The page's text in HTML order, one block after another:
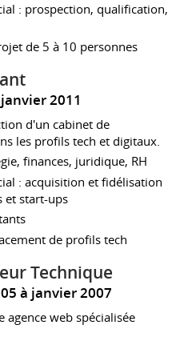
: prospection, qualification,
de 5 à 10 personnes
2011
d'un cabinet de
les profils tech et digitaux.
finances, juridique, RH
: acquisition et fidélisation
et start-ups
de profils tech
Technique
à janvier 2007
web spécialisée